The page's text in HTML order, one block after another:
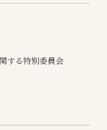
する特別委員会